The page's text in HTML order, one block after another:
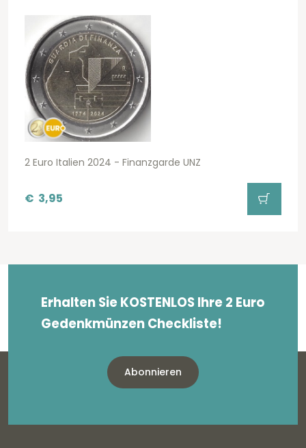
2 Euro Italien 2024 - Finanzgarde UNZ
€ 3,95
Erhalten Sie KOSTENLOS Ihre 2 Euro
Gedenkmünzen Checkliste!
Abonnieren